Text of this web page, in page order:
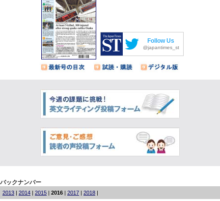
Follow Us
@japantimes_st
バックナンバー
2013 | 2014 | 2015 | 2016 | 2017 | 2018 |